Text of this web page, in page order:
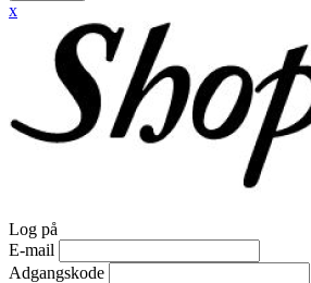
x
Log på
E-mail
Adgangskode